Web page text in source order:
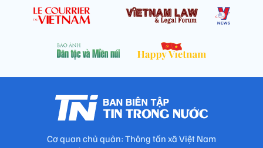
Cơ quan chủ quản: Thông tấn xã Việt Nam